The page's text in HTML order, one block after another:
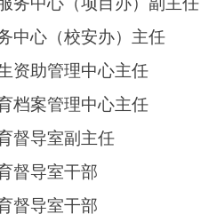
勒其中学副校长
五小学校长
教育室主任
部书记、园长
园园长